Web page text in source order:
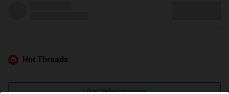
Hot Threads
Lihat Selengkapnya